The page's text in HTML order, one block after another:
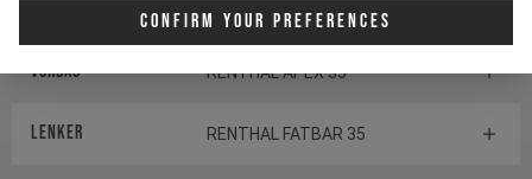
Confirm Your Preferences
CANE CREEK SERIES 40
Vorbau RENTHAL APEX 35
Lenker RENTHAL FATBAR 35